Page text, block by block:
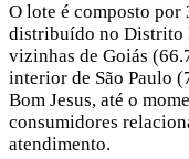
O lote é composto
distribuído no Distrito
vizinhas de Goiás
interior de São Paulo
Bom Jesus, até o
consumidores
atendimento.